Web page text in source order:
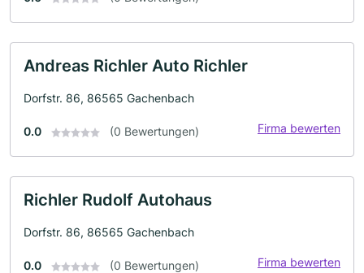
Andreas Richler Auto Richler
Dorfstr. 86, 86565 Gachenbach
0.0 (0 Bewertungen) Firma bewerten
Richler Rudolf Autohaus
Dorfstr. 86, 86565 Gachenbach
0.0 (0 Bewertungen) Firma bewerten